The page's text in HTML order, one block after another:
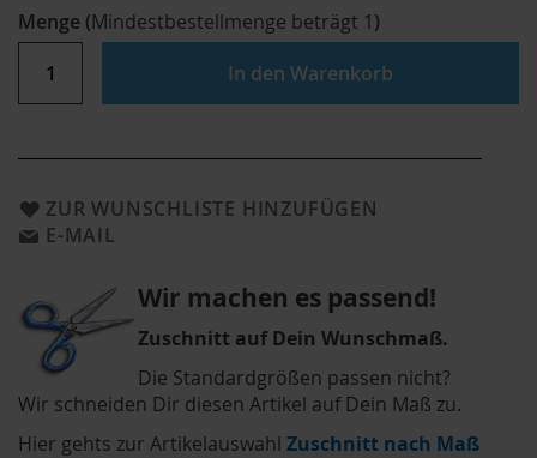
Menge (Mindestbestellmenge beträgt 1)
In den Warenkorb
ZUR WUNSCHLISTE HINZUFÜGEN
E-MAIL
Wir machen es passend!
Zuschnitt auf Dein Wunschmaß.
Die Standardgrößen passen nicht?
Wir schneiden Dir diesen Artikel auf Dein Maß zu.
Hier gehts zur Artikelauswahl Zuschnitt nach Maß